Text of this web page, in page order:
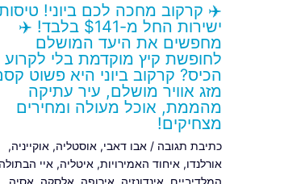
✈️ קרקוב מחכה לכם ביוני!
ישירות החל מ-$141 בלבד! ✈️
מחפשים את היעד המושלם
לחופשת קיץ מוקדמת בלי
הכיס? קרקוב ביוני היא פשוט
מזג אוויר מושלם, עיר עתיקה
מהממת, אוכל מעולה ומחירים
מצחיקים!
כתיבת תגובה / אבו דאבי, אוסטליה, אוקייניה,
אורלנדו, איחוד האמירויות, איטליה, איי הבתולה